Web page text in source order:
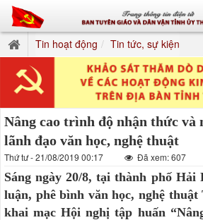
Tin hoạt động Tin tức, sự kiện
Nâng cao trình độ nhận thức và
lãnh đạo văn học, nghệ thuật
Thứ tư - 21/08/2019 00:17 Đã xem: 607
Sáng ngày 20/8, tại thành phố Hải
luận, phê bình văn học, nghệ
khai mạc Hội nghị tập huấn